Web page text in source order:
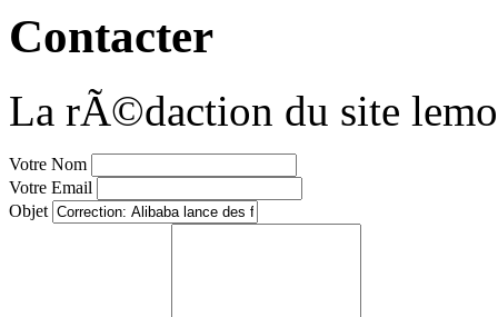
Contacter
La rÃ©daction du site
Votre Nom
Votre Email
Objet